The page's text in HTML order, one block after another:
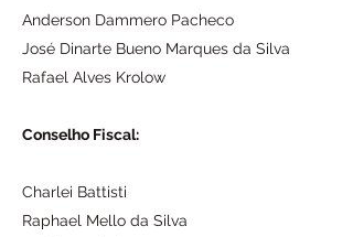
Anderson Dammero Pacheco
José Dinarte Bueno Marques da Silva
Rafael Alves Krolow
Conselho Fiscal:
Charlei Battisti
Raphael Mello da Silva